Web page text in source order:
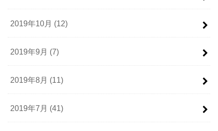
2019年10月 (12)
2019年9月 (7)
2019年8月 (11)
2019年7月 (41)